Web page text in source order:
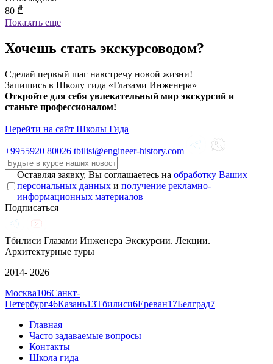
80 ₾
Показать еще
Хочешь стать экскурсоводом?
Сделай первый шаг навстречу новой жизни!
Запишись в Школу гида «Глазами Инженера»
Откройте для себя увлекательный мир экскурсий и
станьте профессионалом!
Перейти на сайт Школы Гида
+9955920 80026 tbilisi@engineer-history.com
Оставляя заявку, Вы соглашаетесь на обработку Ваших
персональных данных и получение рекламно-
информационных материалов
Подписаться
Тбилиси Глазами Инженера Экскурсии. Лекции.
Архитектурные туры
2014- 2026
Москва106Санкт-
Петербург46Казань13Тбилиси6Ереван17Белград7
Главная
Часто задаваемые вопросы
Контакты
Школа гида